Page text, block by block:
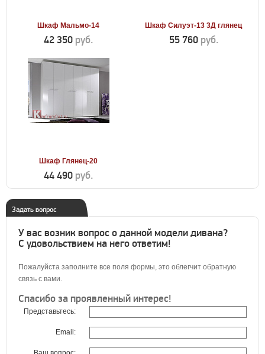
Шкаф Мальмо-14
42 350 руб.
Шкаф Силуэт-13 3Д глянец
55 760 руб.
Шкаф Глянец-20
44 490 руб.
Задать вопрос
У вас возник вопрос о данной модели дивана?
С удовольствием на него ответим!
Пожалуйста заполните все поля формы, это облегчит обратную
связь с вами.
Спасибо за проявленный интерес!
Представьтесь:
Email: